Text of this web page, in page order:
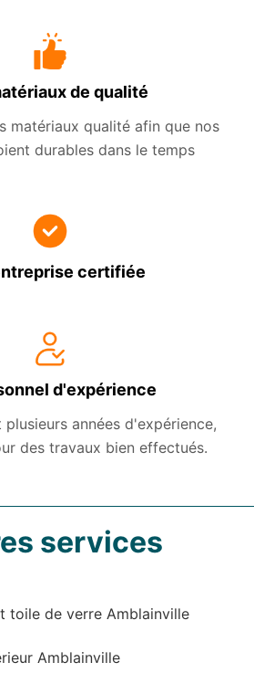
de qualité
matériaux qualité afin que nos
durables dans le temps
certifiée
d'expérience
années d'expérience,
des travaux bien effectués.
services
toile de verre Amblainville
Amblainville